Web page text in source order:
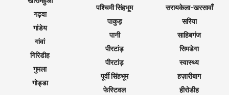
गढ़वा
गांडेय
गांवां
गिरिडीह
गुमला
गोड्डा
पश्चिमी सिंहभूम
पाकुड़
पानी
पीरटांड़
पीरटांड़
पूर्वी सिंहभूम
फेस्टिवल
सरायकेला-खरसावाँ
सरिया
साहिबगंज
सिमडेगा
स्वास्थ्य
हज़ारीबाग
हीरोडीह